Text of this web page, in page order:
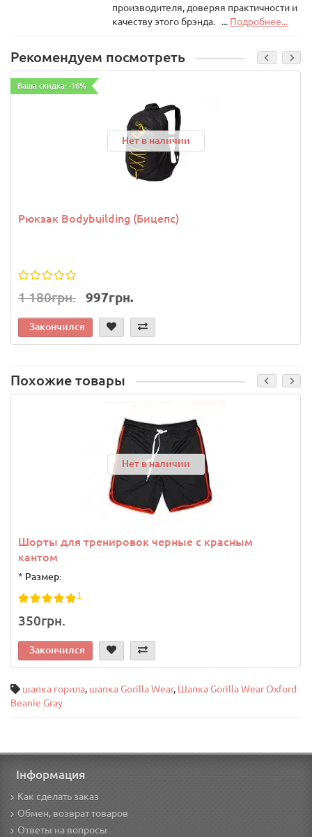
производителя, доверяя практичности и
качеству этого брэнда. ... Подробнее...
Рекомендуем посмотреть
Ваша скидка: -16%
Нет в наличии
Рюкзак Bodybuilding (Бицепс)
1 180грн. 997грн.
Закончился
Похожие товары
Нет в наличии
Шорты для тренировок черные с красным
кантом
* Размер:
1
350грн.
Закончился
шапка горила, шапка Gorilla Wear, Шапка Gorilla Wear Oxford
Beanie Gray
Інформация
Как сделать заказ
Обмен, возврат товаров
Ответы на вопросы